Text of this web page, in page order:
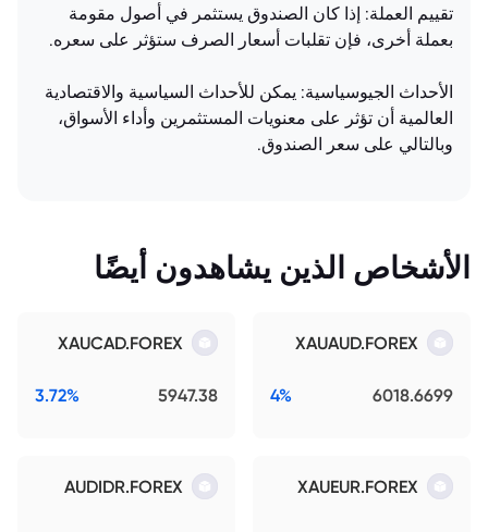
تقييم العملة: إذا كان الصندوق يستثمر في أصول مقومة
بعملة أخرى، فإن تقلبات أسعار الصرف ستؤثر على سعره.
الأحداث الجيوسياسية: يمكن للأحداث السياسية والاقتصادية
العالمية أن تؤثر على معنويات المستثمرين وأداء الأسواق،
وبالتالي على سعر الصندوق.
الأشخاص الذين يشاهدون أيضًا
XAUAUD.FOREX
6018.6699
4%
XAUCAD.FOREX
5947.38
3.72%
XAUEUR.FOREX
AUDIDR.FOREX